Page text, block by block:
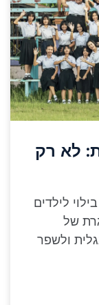
לא רק
לילדים
של
ולשפר